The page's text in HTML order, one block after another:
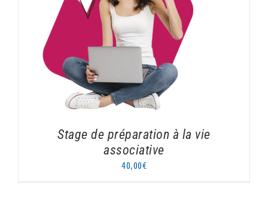
AJOUTER AU PANIER / DÉTAILS
Stage de préparation à la vie
associative
40,00€